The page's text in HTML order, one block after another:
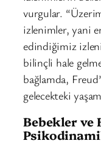
vurgular.
izlenimler, yani
edindiğimiz
bilinçli hale
bağlamda,
gelecekteki
Bebekler ve